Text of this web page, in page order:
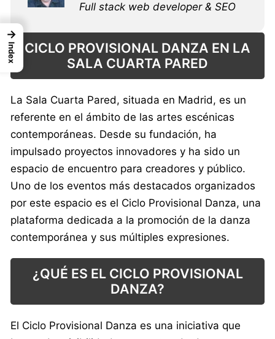
Full stack web developer & SEO
CICLO PROVISIONAL DANZA EN LA
SALA CUARTA PARED
La Sala Cuarta Pared, situada en Madrid, es un
referente en el ámbito de las artes escénicas
contemporáneas. Desde su fundación, ha
impulsado proyectos innovadores y ha sido un
espacio de encuentro para creadores y público.
Uno de los eventos más destacados organizados
por este espacio es el Ciclo Provisional Danza, una
plataforma dedicada a la promoción de la danza
contemporánea y sus múltiples expresiones.
¿QUÉ ES EL CICLO PROVISIONAL
DANZA?
El Ciclo Provisional Danza es una iniciativa que
→
Index